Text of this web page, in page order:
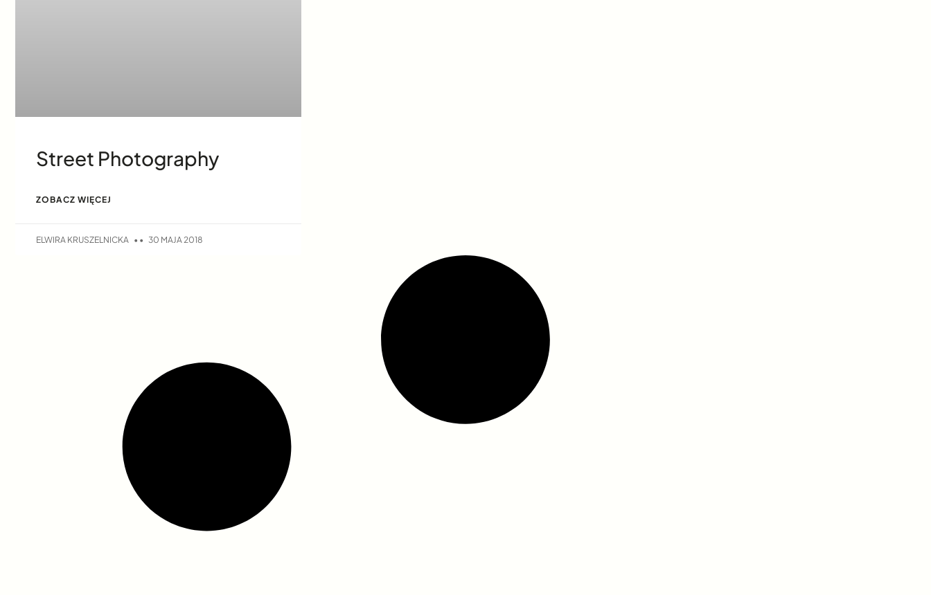
Street Photography
ZOBACZ WIĘCEJ
ELWIRA KRUSZELNICKA 30 MAJA 2018